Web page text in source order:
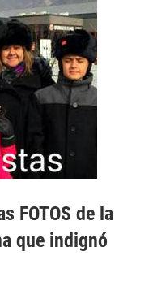
FOTOS de la
que indignó